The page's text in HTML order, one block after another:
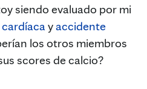
siendo evaluado por mi
yaccidente
los otros miembros
scores de calcio?